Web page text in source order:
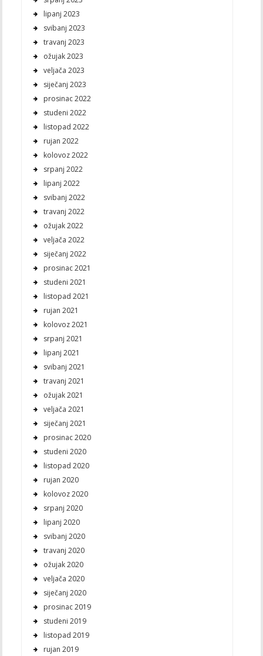
lipanj 2023
svibanj 2023
travanj 2023
ožujak 2023
veljača 2023
siječanj 2023
prosinac 2022
studeni 2022
listopad 2022
rujan 2022
kolovoz 2022
srpanj 2022
lipanj 2022
svibanj 2022
travanj 2022
ožujak 2022
veljača 2022
siječanj 2022
prosinac 2021
studeni 2021
listopad 2021
rujan 2021
kolovoz 2021
srpanj 2021
lipanj 2021
svibanj 2021
travanj 2021
ožujak 2021
veljača 2021
siječanj 2021
prosinac 2020
studeni 2020
listopad 2020
rujan 2020
kolovoz 2020
srpanj 2020
lipanj 2020
svibanj 2020
travanj 2020
ožujak 2020
veljača 2020
siječanj 2020
prosinac 2019
studeni 2019
listopad 2019
rujan 2019